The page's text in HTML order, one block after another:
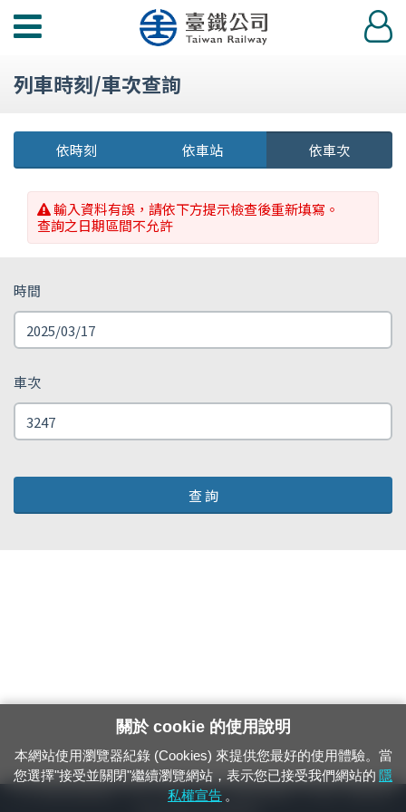
功
選
登
入
列車時刻/車次查詢
依時刻 依車站 依車次
輸入資料有誤，請依下方提示檢查後重新填寫。
查詢之日期區間不允許
時間
車次
查 詢
24小時緊急通報電話：1933（市話、手機，僅限發現軌道、平交道、橋樑及隧
關於 cookie 的使用說明
本網站使用瀏覽器紀錄 (Cookies) 來提供您最好的使用體驗。當
您選擇"接受並關閉"繼續瀏覽網站，表示您已接受我們網站的 隱
私權宣告 。